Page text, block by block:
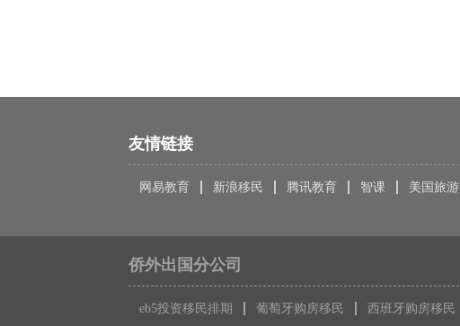
友情链接
网易教育 新浪移民 腾讯教育 智课 美国旅游
侨外出国分公司
eb5投资移民排期 葡萄牙购房移民 西班牙购房移民